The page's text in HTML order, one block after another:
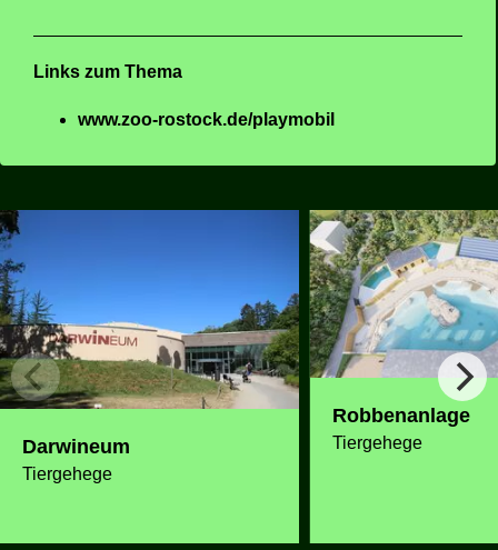
Links zum Thema
www.zoo-rostock.de/playmobil
Darwineum
Tiergehege
Robbenanlage
Tiergehege